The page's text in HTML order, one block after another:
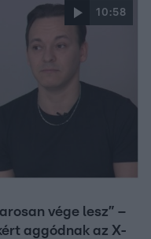
10:58
vége lesz” –
aggódnak az X-